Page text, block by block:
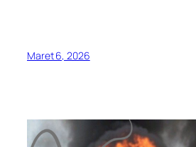
Maret 6, 2026